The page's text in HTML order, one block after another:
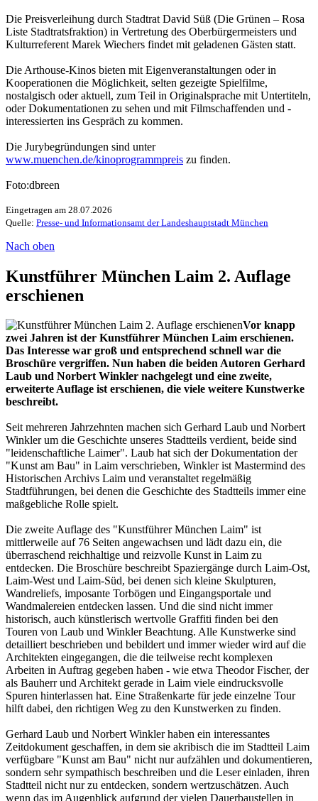
Die Preisverleihung durch Stadtrat David Süß (Die Grünen – Rosa
Liste Stadtratsfraktion) in Vertretung des Oberbürgermeisters und
Kulturreferent Marek Wiechers findet mit geladenen Gästen statt.
Die Arthouse-Kinos bieten mit Eigenveranstaltungen oder in
Kooperationen die Möglichkeit, selten gezeigte Spielfilme,
nostalgisch oder aktuell, zum Teil in Originalsprache mit Untertiteln,
oder Dokumentationen zu sehen und mit Filmschaffenden und -
interessierten ins Gespräch zu kommen.
Die Jurybegründungen sind unter
www.muenchen.de/kinoprogrammpreis zu finden.
Foto:dbreen
Eingetragen am 28.07.2026
Quelle: Presse- und Informationsamt der Landeshauptstadt München
Nach oben
Kunstführer München Laim 2. Auflage
erschienen
Vor knapp
zwei Jahren ist der Kunstführer München Laim erschienen.
Das Interesse war groß und entsprechend schnell war die
Broschüre vergriffen. Nun haben die beiden Autoren Gerhard
Laub und Norbert Winkler nachgelegt und eine zweite,
erweiterte Auflage ist erschienen, die viele weitere Kunstwerke
beschreibt.
Seit mehreren Jahrzehnten machen sich Gerhard Laub und Norbert
Winkler um die Geschichte unseres Stadtteils verdient, beide sind
"leidenschaftliche Laimer". Laub hat sich der Dokumentation der
"Kunst am Bau" in Laim verschrieben, Winkler ist Mastermind des
Historischen Archivs Laim und veranstaltet regelmäßig
Stadtführungen, bei denen die Geschichte des Stadtteils immer eine
maßgebliche Rolle spielt.
Die zweite Auflage des "Kunstführer München Laim" ist
mittlerweile auf 76 Seiten angewachsen und lädt dazu ein, die
überraschend reichhaltige und reizvolle Kunst in Laim zu
entdecken. Die Broschüre beschreibt Spaziergänge durch Laim-Ost,
Laim-West und Laim-Süd, bei denen sich kleine Skulpturen,
Wandreliefs, imposante Torbögen und Eingangsportale und
Wandmalereien entdecken lassen. Und die sind nicht immer
historisch, auch künstlerisch wertvolle Graffiti finden bei den
Touren von Laub und Winkler Beachtung. Alle Kunstwerke sind
detailliert beschrieben und bebildert und immer wieder wird auf die
Architekten eingegangen, die die teilweise recht komplexen
Arbeiten in Auftrag gegeben haben - wie etwa Theodor Fischer, der
als Bauherr und Architekt gerade in Laim viele eindrucksvolle
Spuren hinterlassen hat. Eine Straßenkarte für jede einzelne Tour
hilft dabei, den richtigen Weg zu den Kunstwerken zu finden.
Gerhard Laub und Norbert Winkler haben ein interessantes
Zeitdokument geschaffen, in dem sie akribisch die im Stadtteil Laim
verfügbare "Kunst am Bau" nicht nur aufzählen und dokumentieren,
sondern sehr sympathisch beschreiben und die Leser einladen, ihren
Stadtteil nicht nur zu entdecken, sondern wertzuschätzen. Auch
wenn das im Augenblick aufgrund der vielen Dauerbaustellen in